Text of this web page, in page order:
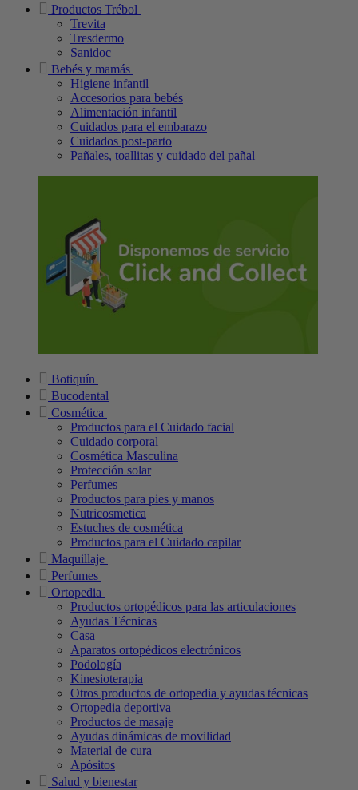
Productos Trébol
Trevita
Tresdermo
Sanidoc
Bebés y mamás
Higiene infantil
Accesorios para bebés
Alimentación infantil
Cuidados para el embarazo
Cuidados post-parto
Pañales, toallitas y cuidado del pañal
Botiquín
Bucodental
Cosmética
Productos para el Cuidado facial
Cuidado corporal
Cosmética Masculina
Protección solar
Perfumes
Productos para pies y manos
Nutricosmetica
Estuches de cosmética
Productos para el Cuidado capilar
Maquillaje
Perfumes
Ortopedia
Productos ortopédicos para las articulaciones
Ayudas Técnicas
Casa
Aparatos ortopédicos electrónicos
Podología
Kinesioterapia
Otros productos de ortopedia y ayudas técnicas
Ortopedia deportiva
Productos de masaje
Ayudas dinámicas de movilidad
Material de cura
Apósitos
Salud y bienestar